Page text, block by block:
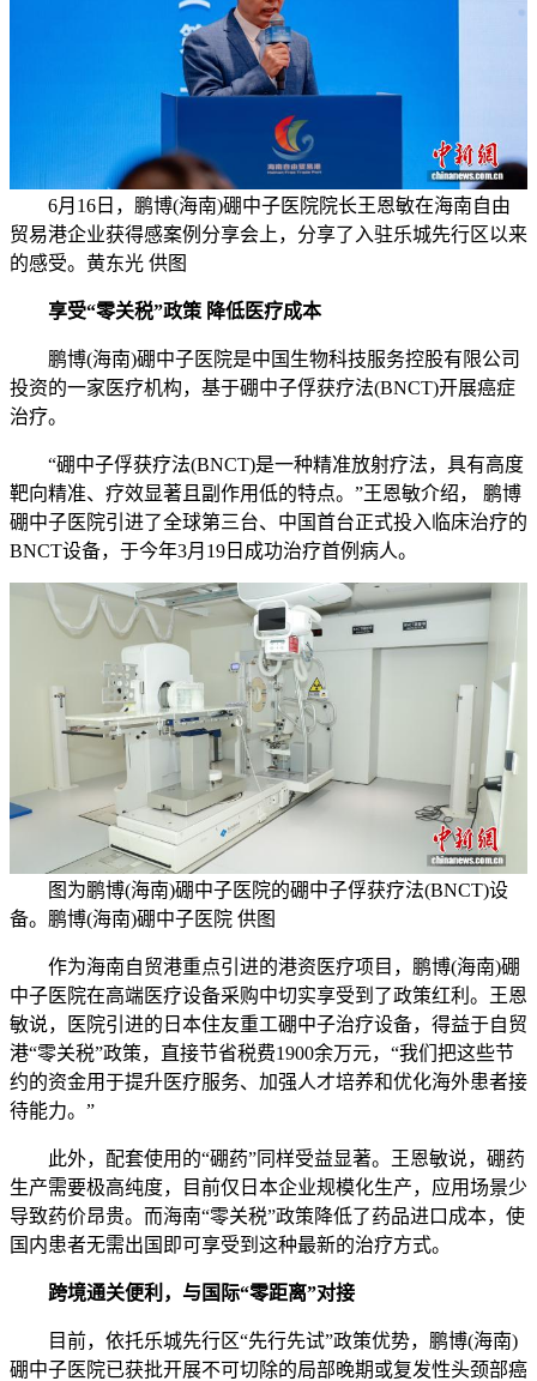
6月16日，鹏博(海南)硼中子医院院长王恩敏在海南自由
贸易港企业获得感案例分享会上，分享了入驻乐城先行区以来
的感受。黄东光 供图
享受“零关税”政策 降低医疗成本
鹏博(海南)硼中子医院是中国生物科技服务控股有限公司
投资的一家医疗机构，基于硼中子俘获疗法(BNCT)开展癌症
治疗。
“硼中子俘获疗法(BNCT)是一种精准放射疗法，具有高度
靶向精准、疗效显著且副作用低的特点。”王恩敏介绍， 鹏博
硼中子医院引进了全球第三台、中国首台正式投入临床治疗的
BNCT设备，于今年3月19日成功治疗首例病人。
图为鹏博(海南)硼中子医院的硼中子俘获疗法(BNCT)设
备。鹏博(海南)硼中子医院 供图
作为海南自贸港重点引进的港资医疗项目，鹏博(海南)硼
中子医院在高端医疗设备采购中切实享受到了政策红利。王恩
敏说，医院引进的日本住友重工硼中子治疗设备，得益于自贸
港“零关税”政策，直接节省税费1900余万元，“我们把这些节
约的资金用于提升医疗服务、加强人才培养和优化海外患者接
待能力。”
此外，配套使用的“硼药”同样受益显著。王恩敏说，硼药
生产需要极高纯度，目前仅日本企业规模化生产，应用场景少
导致药价昂贵。而海南“零关税”政策降低了药品进口成本，使
国内患者无需出国即可享受到这种最新的治疗方式。
跨境通关便利，与国际“零距离”对接
目前，依托乐城先行区“先行先试”政策优势，鹏博(海南)
硼中子医院已获批开展不可切除的局部晚期或复发性头颈部癌